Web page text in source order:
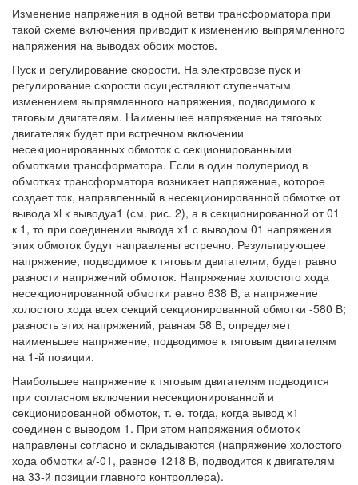
Изменение напряжения в одной ветви трансформатора при
такой схеме включения приводит к изменению выпрямленного
напряжения на выводах обоих мостов.
Пуск и регулирование скорости. На электровозе пуск и
регулирование скорости осуществляют ступенчатым
изменением выпрямленного напряжения, подводимого к
тяговым двигателям. Наименьшее напряжение на тяговых
двигателях будет при встречном включении
несекционированных обмоток с секционированными
обмотками трансформатора. Если в один полупериод в
обмотках трансформатора возникает напряжение, которое
создает ток, направленный в несекционированной обмотке от
вывода xl к выводуа1 (см. рис. 2), а в секционированной от 01
к 1, то при соединении вывода х1 с выводом 01 напряжения
этих обмоток будут направлены встречно. Результирующее
напряжение, подводимое к тяговым двигателям, будет равно
разности напряжений обмоток. Напряжение холостого хода
несекционированной обмотки равно 638 В, а напряжение
холостого хода всех секций секционированной обмотки -580 В;
разность этих напряжений, равная 58 В, определяет
наименьшее напряжение, подводимое к тяговым двигателям
на 1-й позиции.
Наибольшее напряжение к тяговым двигателям подводится
при согласном включении несекционированной и
секционированной обмоток, т. е. тогда, когда вывод х1
соединен с выводом 1. При этом напряжения обмоток
направлены согласно и складываются (напряжение холостого
хода обмотки а/-01, равное 1218 В, подводится к двигателям
на 33-й позиции главного контроллера).